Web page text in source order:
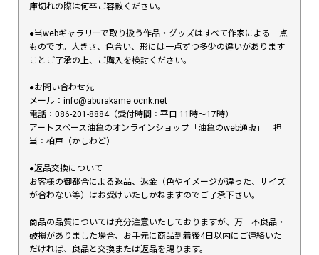
庫切れの際は何卒ご容赦ください。
●当webギャラリーで取り扱う作品・グッズはすべて作家による一点
ものです。大きさ、色合い、形には一点ずつ多少の違いがあります
ことご了承の上、ご購入を検討ください。
●お問い合わせ先
メール：info@aburakame.ocnk.net
電話：086-201-8884（受付時間：平日 11時〜17時）
アートスペース油亀のオンラインショップ「油亀のweb通販」 担
当：柏戸（かしわど）
●返品交換について
お客様の御都合による返品、返金（色やイメージが違った、サイズ
が合わない等）はお受けいたしかねますのでご了承下さい。
商品の品質については充分注意いたしておりますが、万一不良品・
破損がありました場合、お手元に商品到着後4日以内にご連絡いた
だければ、良品と交換または返品を賜ります。